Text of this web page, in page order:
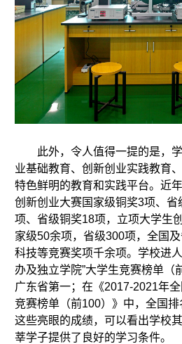
此外，令人值得一提的是，
业基础教育、创新创业实践教育
特色鲜明的教育和实践平台。近
创新创业大赛国家级铜奖3项、
项、省级铜奖18项，立项大学生
家级50余项，省级300项，全国及
科技等竞赛奖项千余项。学校进
办及独立学院”大学生竞赛榜单（
广东省第一；在《2017-2021年
竞赛榜单（前100）》中，全国排
这些亮眼的成绩，可以看出学校
莘学子提供了良好的学习条件。